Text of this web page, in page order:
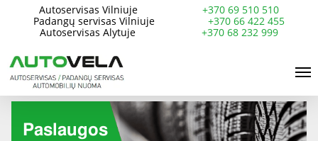
content
Autoservisas Vilniuje
+370 69 510 510
Padangų servisas Vilniuje
+370 66 422 455
Autoservisas Alytuje
+370 68 232 999
Paslaugos